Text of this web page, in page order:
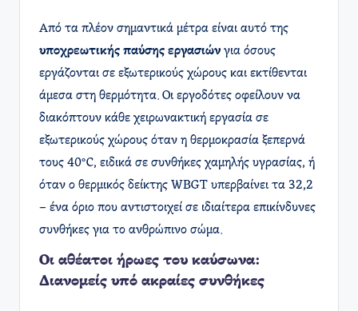
Από τα πλέον σημαντικά μέτρα είναι αυτό της
υποχρεωτικής παύσης εργασιών για όσους
εργάζονται σε εξωτερικούς χώρους και εκτίθενται
άμεσα στη θερμότητα. Οι εργοδότες οφείλουν να
διακόπτουν κάθε χειρωνακτική εργασία σε
εξωτερικούς χώρους όταν η θερμοκρασία ξεπερνά
τους 40°C, ειδικά σε συνθήκες χαμηλής υγρασίας, ή
όταν ο θερμικός δείκτης WBGT υπερβαίνει τα 32,2
– ένα όριο που αντιστοιχεί σε ιδιαίτερα επικίνδυνες
συνθήκες για το ανθρώπινο σώμα.
Οι αθέατοι ήρωες του καύσωνα:
Διανομείς υπό ακραίες συνθήκες